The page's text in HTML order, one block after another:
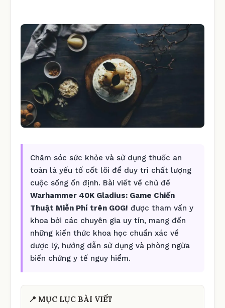
Chăm sóc sức khỏe và sử dụng thuốc an
toàn là yếu tố cốt lõi để duy trì chất lượng
cuộc sống ổn định. Bài viết về chủ đề
Warhammer 40K Gladius: Game Chiến
Thuật Miễn Phí trên GOG! được tham vấn y
khoa bởi các chuyên gia uy tín, mang đến
những kiến thức khoa học chuẩn xác về
dược lý, hướng dẫn sử dụng và phòng ngừa
biến chứng y tế nguy hiểm.
📍 MỤC LỤC BÀI VIẾT